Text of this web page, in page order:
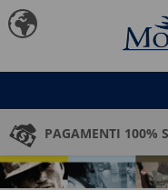
PAGAMENTI 100%